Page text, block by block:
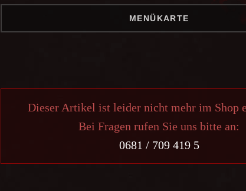
MENÜKARTE
Dieser Artikel ist leider nicht mehr im Shop
Bei Fragen rufen Sie uns bitte an:
0681 / 709 419 5